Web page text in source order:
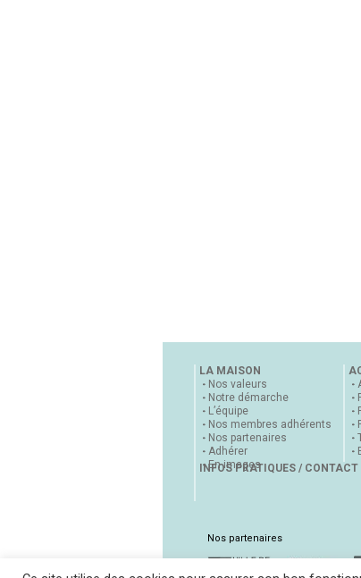
LA MAISON
Nos valeurs
Notre démarche
L’équipe
Nos membres adhérents
Nos partenaires
Adhérer
En images
INFOS PRATIQUES / CONTACT
Nos partenaires